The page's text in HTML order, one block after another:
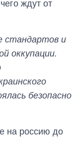
ждут от
стандартов и
оккупации.
безопасно
на россию до